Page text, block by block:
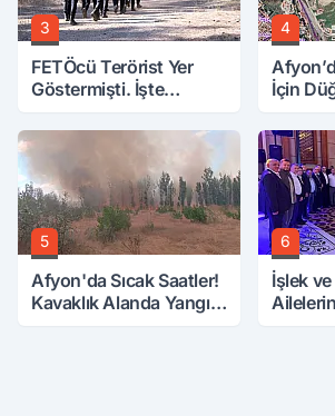
3
FETÖcü Terörist Yer
Göstermişti. İşte
4
İçin
5
Afyon'da Sıcak Saatler!
Kavaklık Alanda Yangın
6
İşlek